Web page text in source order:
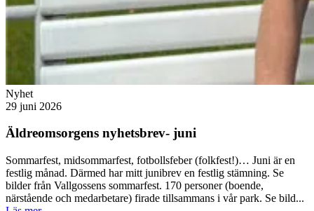
Nyhet
29 juni 2026
Äldreomsorgens nyhetsbrev- juni
Sommarfest, midsommarfest, fotbollsfeber (folkfest!)… Juni är en
festlig månad. Därmed har mitt junibrev en festlig stämning. Se
bilder från Vallgossens sommarfest. 170 personer (boende,
närstående och medarbetare) firade tillsammans i vår park. Se bild...